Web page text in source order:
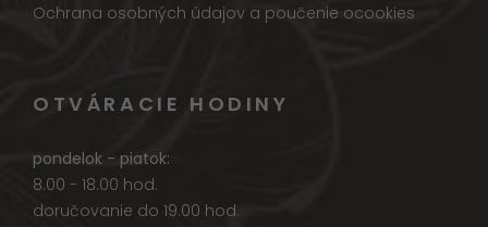
Ochrana osobných údajov a poučenie ocookies
OTVÁRACIE HODINY
pondelok - piatok:
8.00 - 18.00 hod.
doručovanie do 19.00 hod.